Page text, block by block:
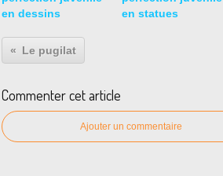
en dessins
en statues
Le pugilat
Commenter cet article
Ajouter un commentaire